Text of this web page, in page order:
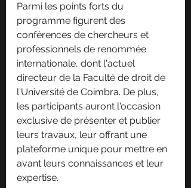
Parmi les points forts du
programme figurent des
conférences de chercheurs et
professionnels de renommée
internationale, dont l'actuel
directeur de la Faculté de droit de
l'Université de Coimbra. De plus,
les participants auront l'occasion
exclusive de présenter et publier
leurs travaux, leur offrant une
plateforme unique pour mettre en
avant leurs connaissances et leur
expertise.